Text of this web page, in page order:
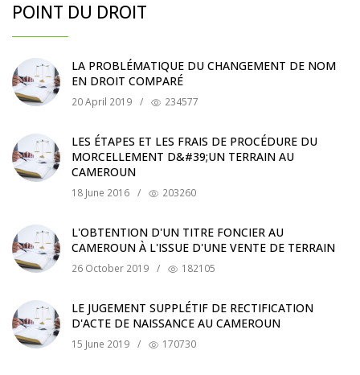
POINT DU DROIT
LA PROBLÉMATIQUE DU CHANGEMENT DE NOM
EN DROIT COMPARÉ
20 April 2019 / 234577
LES ÉTAPES ET LES FRAIS DE PROCÉDURE DU
MORCELLEMENT D&#39;UN TERRAIN AU
CAMEROUN
18 June 2016 / 203260
L'OBTENTION D'UN TITRE FONCIER AU
CAMEROUN À L'ISSUE D'UNE VENTE DE TERRAIN
26 October 2019 / 182105
LE JUGEMENT SUPPLÉTIF DE RECTIFICATION
D'ACTE DE NAISSANCE AU CAMEROUN
15 June 2019 / 170730